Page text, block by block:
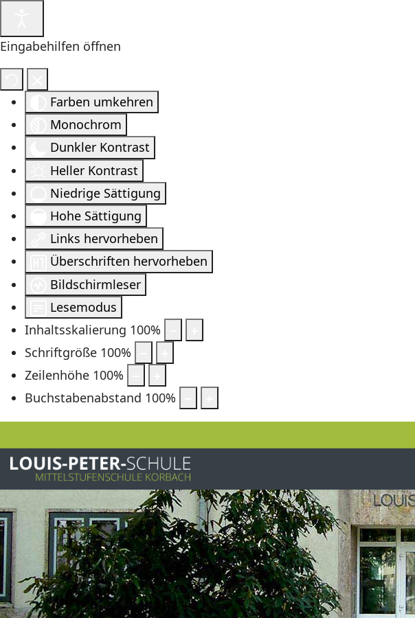
Eingabehilfen öffnen
Farben umkehren
Monochrom
Dunkler Kontrast
Heller Kontrast
Niedrige Sättigung
Hohe Sättigung
Links hervorheben
Überschriften hervorheben
Bildschirmleser
Lesemodus
Inhaltsskalierung 100%
Schriftgröße 100%
Zeilenhöhe 100%
Buchstabenabstand 100%